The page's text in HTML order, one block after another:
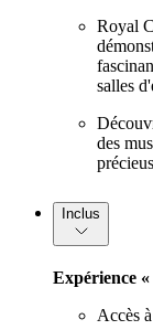
Royal
salles
des
Inclus
Expérience
Accès